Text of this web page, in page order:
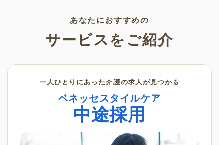
あなたにおすすめの
サービスをご紹介
一人ひとりにあった介護の求人が見つかる
ベネッセスタイルケア
中途採用